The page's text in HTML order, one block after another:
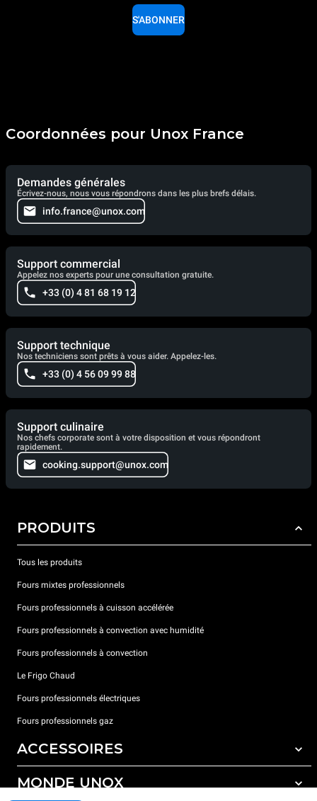
S'ABONNER
Coordonnées pour Unox France
Demandes générales
Écrivez-nous, nous vous répondrons dans les plus brefs délais.
info.france@unox.com
Support commercial
Appelez nos experts pour une consultation gratuite.
+33 (0) 4 81 68 19 12
Support technique
Nos techniciens sont prêts à vous aider. Appelez-les.
+33 (0) 4 56 09 99 88
Support culinaire
Nos chefs corporate sont à votre disposition et vous répondront
rapidement.
cooking.support@unox.com
PRODUITS
Tous les produits
Fours mixtes professionnels
Fours professionnels à cuisson accélérée
Fours professionnels à convection avec humidité
Fours professionnels à convection
Le Frigo Chaud
Fours professionnels électriques
Fours professionnels gaz
ACCESSOIRES
Tous les accessoires
MONDE UNOX